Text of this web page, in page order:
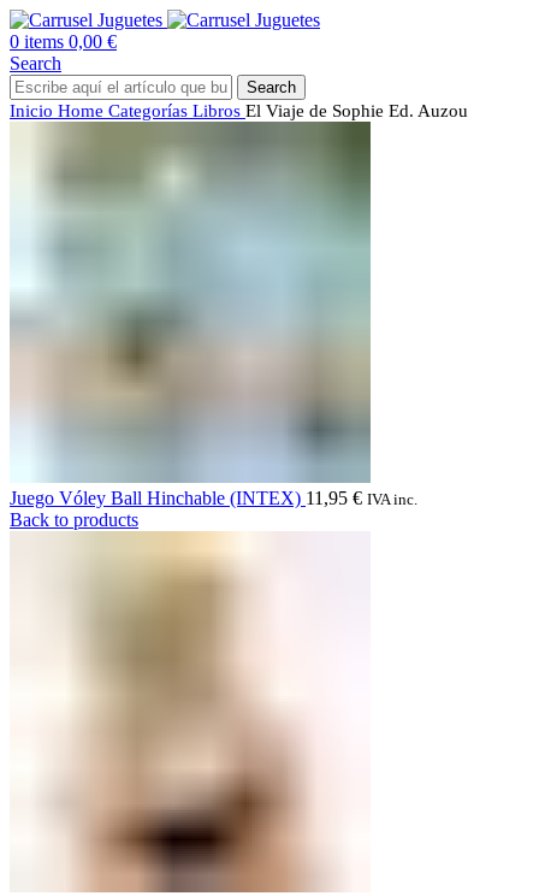
0 items 0,00 €
Search
Search
Inicio Home Categorías Libros El Viaje de Sophie Ed. Auzou
Juego Vóley Ball Hinchable (INTEX) 11,95 € IVA inc.
Back to products